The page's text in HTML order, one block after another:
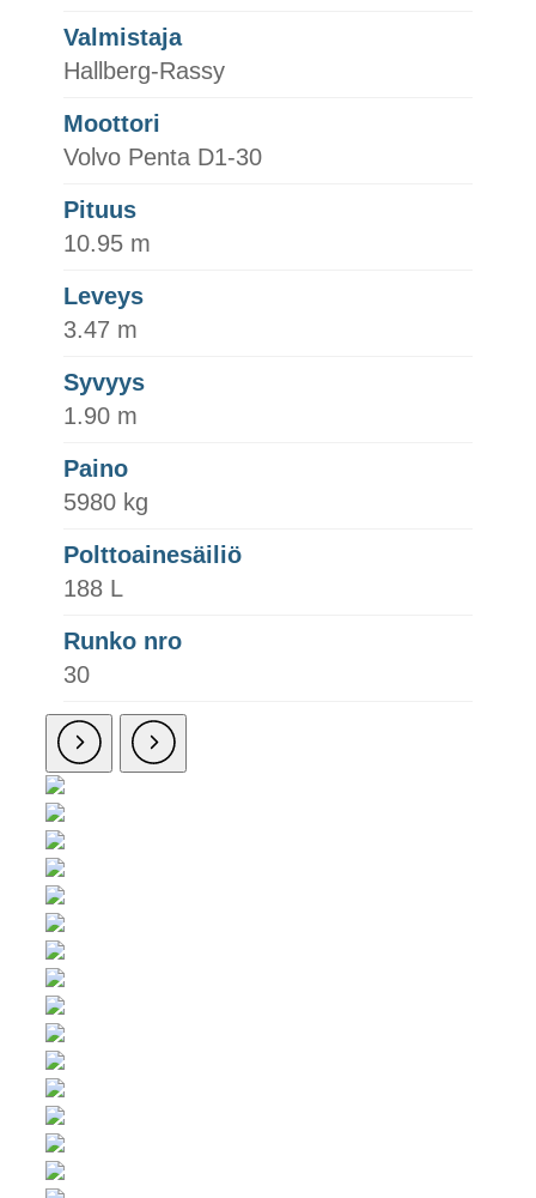
Valmistaja
Hallberg-Rassy
Moottori
Volvo Penta D1-30
Pituus
10.95 m
Leveys
3.47 m
Syvyys
1.90 m
Paino
5980 kg
Polttoainesäiliö
188 L
Runko nro
30